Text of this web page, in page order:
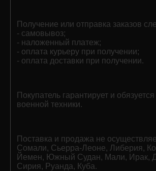
Получение или отправка заказов
- самовывоз;
- наложенный платеж;
- оплата курьеру при получении;
- оплата доставки при получении.
Покупатель гарантирует и
военной техники.
Поставка и продажа не
Сомали, Сьерра-Леоне, Либерия,
Йемен, Южный Судан, Мали, Ирак,
Сирия, Руанда, Куба.